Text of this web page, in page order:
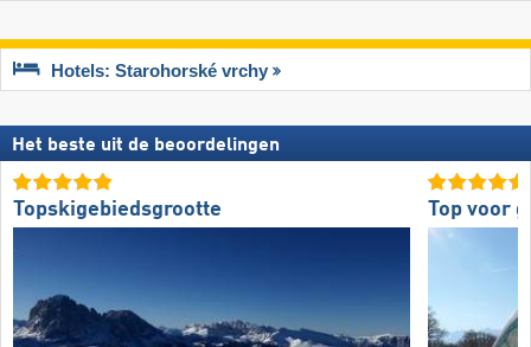
Hotels: Starohorské vrchy
Het beste uit de beoordelingen
Topskigebiedsgrootte Top voor